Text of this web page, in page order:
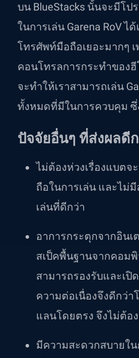
บน BlueStacks นั้นจะมีโป
ในการเล่น Garena RoV
โทรศัพท์มือถือเยอะมากๆ
คอนโทรลการกระทำของฮี
จะทำให้เราสามารถเล่น
ทั้งหมดที่มีในการควบคุม ซึ่
ปัจจัยอื่นๆ ที่ส่งผลดี
ไม่ต้องห่วงเรื่องแบตจ
ถือในการเล่น และไม่
เล่นที่ดีกว่า
อาการกระตุกจากอินเ
สเป็คพื้นฐานจากคอม
สามารถรองรับและเ
ความต่อเนื่องจึงดีกว่
แลนโดยตรง จึงไม่ต้อ
มีความสะดวกสบายใ